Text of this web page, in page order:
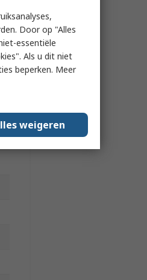
Door op "Alles
essentiële
Als u dit niet
beperken. Meer
weigeren